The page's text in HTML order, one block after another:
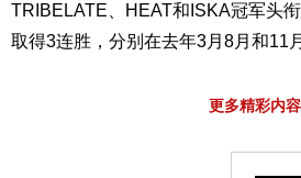
TRIBELATE、HEAT和ISKA冠军头
取得3连胜，分别在去年3月8月和11
更多精彩内